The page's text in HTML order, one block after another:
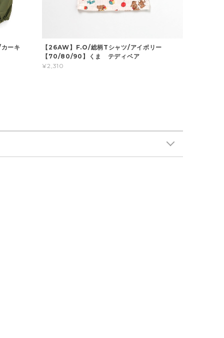
ーキ
【26AW】F.O/総柄Tシャツ/アイボリー
【70/80/90】くま テディベア
¥2,310